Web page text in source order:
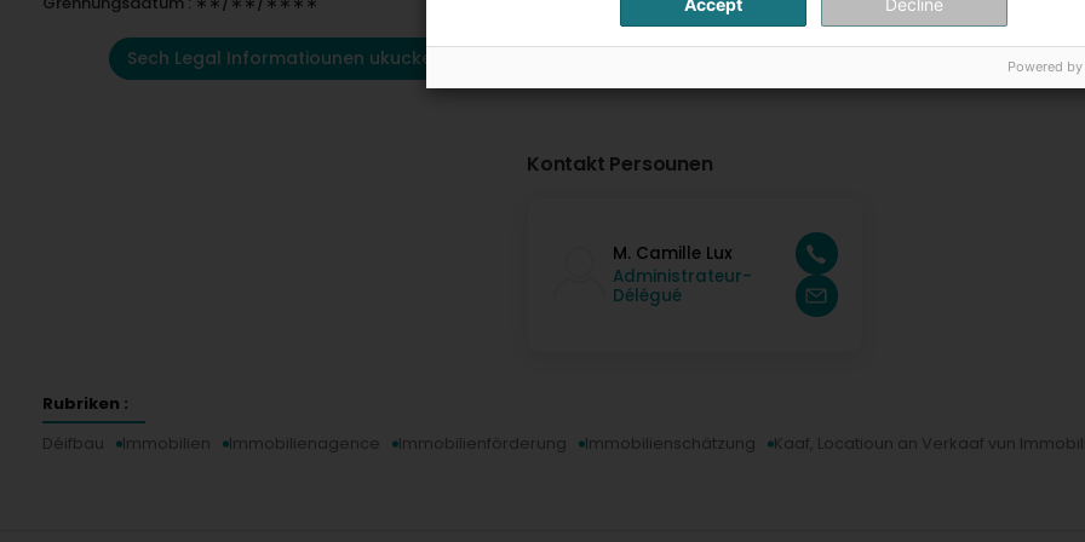
Sech Legal Informatiounen ukucken
Kontakt Persounen
M. Camille Lux
Administrateur-
Délégué
Rubriken :
Déifbau
Immobilien Immobilienagence Immobilienförderung Immobilienschätzung Kaaf, Locatioun an Verkaaf vun
Accept Decline
Powered by